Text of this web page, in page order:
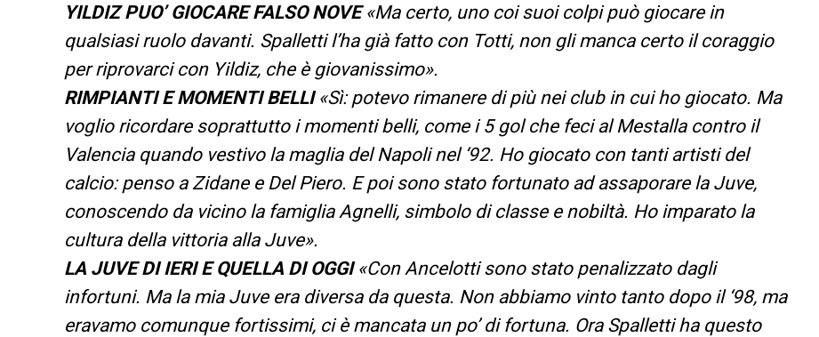
YILDIZ PUO’ GIOCARE FALSO NOVE«Ma certo, uno coi suoi colpi può giocare in
qualsiasi ruolo davanti. Spalletti l’ha già fatto con Totti, non gli manca certo il coraggio
per riprovarci con Yildiz, che è giovanissimo».
RIMPIANTI E MOMENTI BELLI«Sì: potevo rimanere di più nei club in cui ho giocato. Ma
voglio ricordare soprattutto i momenti belli, come i 5 gol che feci al Mestalla contro il
Valencia quando vestivo la maglia del Napoli nel ‘92. Ho giocato con tanti artisti del
calcio: penso a Zidane e Del Piero. E poi sono stato fortunato ad assaporare la Juve,
conoscendo da vicino la famiglia Agnelli, simbolo di classe e nobiltà. Ho imparato la
cultura della vittoria alla Juve».
LA JUVE DI IERI E QUELLA DI OGGI«Con Ancelotti sono stato penalizzato dagli
infortuni. Ma la mia Juve era diversa da questa. Non abbiamo vinto tanto dopo il ‘98, ma
eravamo comunque fortissimi, ci è mancata un po’ di fortuna. Ora Spalletti ha questo